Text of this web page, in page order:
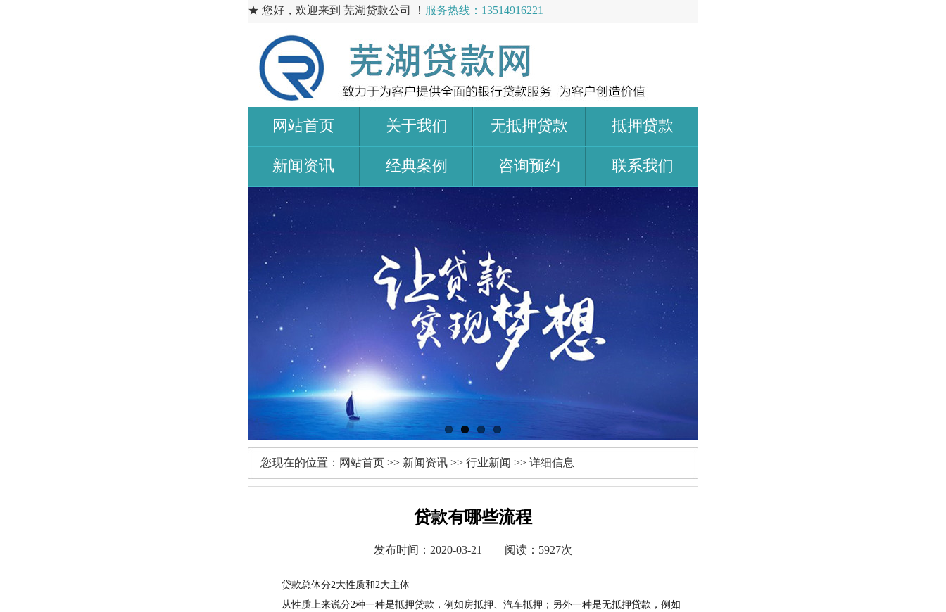
★ 您好，欢迎来到 芜湖贷款公司 ！ 服务热线：13514916221
网站首页 关于我们 无抵押贷款 抵押贷款
新闻资讯 经典案例 咨询预约 联系我们
您现在的位置： 网站首页 >> 新闻资讯 >> 行业新闻 >> 详细信息
贷款有哪些流程
发布时间：2020-03-21 阅读：5927次
贷款总体分2大性质和2大主体
从性质上来说分2种一种是抵押贷款，例如房抵押、汽车抵押；另外一种是无抵押贷款，例如